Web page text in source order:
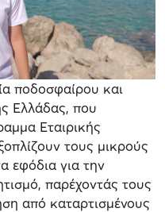
ποδοσφαίρου και
Ελλάδας, που
Εταιρικής
τους μικρούς
εφόδια για την
παρέχοντάς τους
από καταρτισμένους